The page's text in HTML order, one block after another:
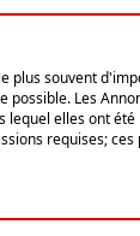
plus souvent
possible. Les
lequel elles ont
requises;